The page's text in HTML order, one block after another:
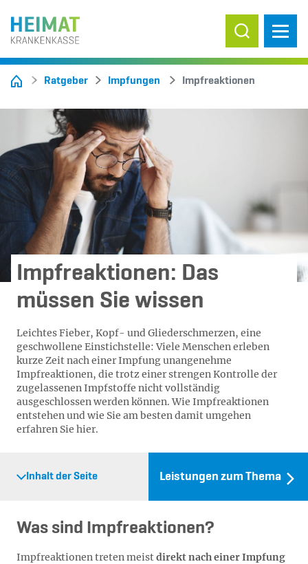
Suche ein-/
Ratgeber Impfungen Impfreaktionen
Impfreaktionen: Das
müssen Sie wissen
Leichtes Fieber, Kopf- und Gliederschmerzen, eine
geschwollene Einstichstelle: Viele Menschen erleben
kurze Zeit nach einer Impfung unangenehme
Impfreaktionen, die trotz einer strengen Kontrolle der
zugelassenen Impfstoffe nicht vollständig
ausgeschlossen werden können. Wie Impfreaktionen
entstehen und wie Sie am besten damit umgehen
erfahren Sie hier.
Inhalt der Seite Leistungen zum Thema
Was sind Impfreaktionen?
Impfreaktionen treten meistdirekt nach einer Impfung